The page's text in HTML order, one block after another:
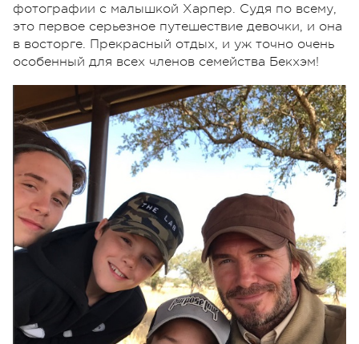
фотографии с малышкой Харпер. Судя по всему,
это первое серьезное путешествие девочки, и она
в восторге. Прекрасный отдых, и уж точно очень
особенный для всех членов семейства Бекхэм!